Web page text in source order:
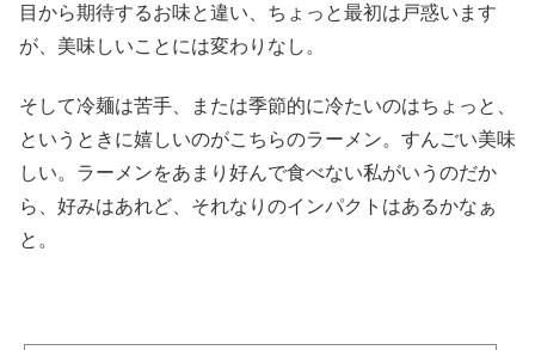
目から期待するお味と違い、ちょっと最初は戸惑います
が、美味しいことには変わりなし。
そして冷麺は苦手、または季節的に冷たいのはちょっと、
というときに嬉しいのがこちらのラーメン。すんごい美味
しい。ラーメンをあまり好んで食べない私がいうのだか
ら、好みはあれど、それなりのインパクトはあるかなぁ
と。